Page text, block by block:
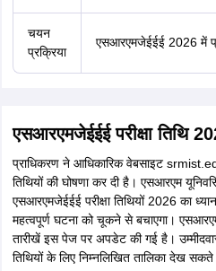
चयन
प्रक्रिया
एसआरएमजेईईई 2026 में
एसआरएमजेईईई परीक्षा तिथि
प्राधिकरण ने आधिकारिक वेबसाइट
तिथियों की घोषणा कर दी है। एसआरएम
एसआरएमजेईईई परीक्षा तिथियों 2026 का
महत्वपूर्ण घटना को चूकने से बचाएगा। एसआरएम
तारीखें इस पेज पर अपडेट की गई है।
तिथियों के लिए निम्नलिखित तालिका देख